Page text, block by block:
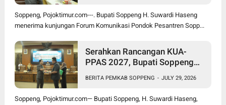
Soppeng, Pojoktimur.com---. Bupati Soppeng H. Suwardi Haseng
menerima kunjungan Forum Komunikasi Pondok Pesantren Sopp...
Serahkan Rancangan KUA-
PPAS 2027, Bupati Soppeng
Tengah Tekanan Fiskal
BERITA PEMKAB SOPPENG - JULY 29, 2026
Soppeng, Pojoktimur.com— Bupati Soppeng, H. Suwardi Haseng,